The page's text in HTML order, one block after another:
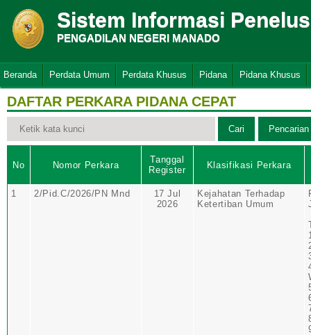
Sistem Informasi
PENGADILAN NEGERI MANADO
Beranda Perdata Umum Perdata Khusus Pidana Pidana Khusus
DAFTAR PERKARA PIDANA CEPAT
No Nomor Perkara
Tanggal
Register
Klasifikasi Perkara
1 2/Pid.C/2026/PN Mnd
17 Jul
2026
Kejahatan Terhadap
Ketertiban Umum